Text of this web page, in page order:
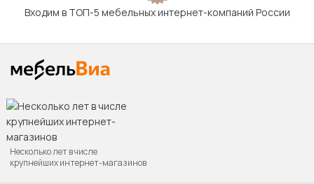
Входим в ТОП-5 мебельных интернет-компаний России
Несколько лет в числе
крупнейших интернет-магазинов